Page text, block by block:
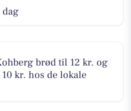
brød til 12 kr. og
kr. hos de lokale